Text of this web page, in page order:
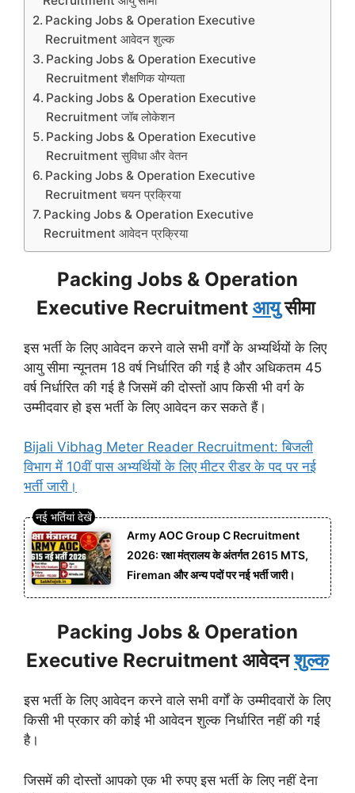
Packing Jobs & Operation Executive
Recruitment आवेदन शुल्क
Packing Jobs & Operation Executive
Recruitment शैक्षणिक योग्यता
Packing Jobs & Operation Executive
Recruitment जॉब लोकेशन
Packing Jobs & Operation Executive
Recruitment सुविधा और वेतन
Packing Jobs & Operation Executive
Recruitment चयन प्रक्रिया
Packing Jobs & Operation Executive
Recruitment आवेदन प्रक्रिया
Packing Jobs & Operation
Executive Recruitment आयुसीमा
इस भर्ती के लिए आवेदन करने वाले सभी वर्गों के अभ्यर्थियों के लिए
आयु सीमा न्यूनतम 18 वर्ष निर्धारित की गई है और अधिकतम 45
वर्ष निर्धारित की गई है जिसमें की दोस्तों आप किसी भी वर्ग के
उम्मीदवार हो इस भर्ती के लिए आवेदन कर सकते हैं।
Bijali Vibhag Meter Reader Recruitment: बिजली
विभाग में 10वीं पास अभ्यर्थियों के लिए मीटर रीडर के पद पर नई
भर्ती जारी।
Army AOC Group C Recruitment
2026: रक्षा मंत्रालय के अंतर्गत 2615 MTS,
Fireman और अन्य पदों पर नई भर्ती जारी।
Packing Jobs & Operation
Executive Recruitment आवेदनशुल्क
इस भर्ती के लिए आवेदन करने वाले सभी वर्गों के उम्मीदवारों के लिए
किसी भी प्रकार की कोई भी आवेदन शुल्क निर्धारित नहीं की गई
है।
जिसमें की दोस्तों आपको एक भी रुपए इस भर्ती के लिए नहीं देना